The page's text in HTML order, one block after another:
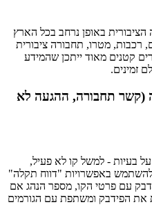
באופן נרחב בכל הארץ
רכבות, מטרו, תחבורה ציבורית
קטנים מאוד ייתכן שהמידע
זמינים.
(קשר תחבורה, ההגעה לא
בעיות - למשל קו לא פעיל,
באפשרויות "דווח תקלה"
עם פרטי הקו, מספר הנהג אם
את הפידבק ומשתפת עם הגורמים